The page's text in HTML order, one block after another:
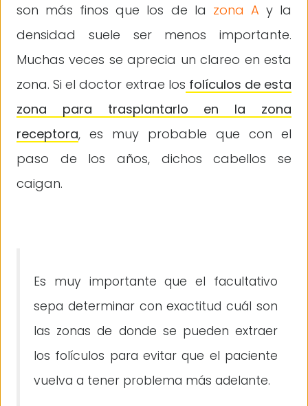
son más finos que los de la zona A y la
densidad suele ser menos importante.
Muchas veces se aprecia un clareo en esta
zona. Si el doctor extrae los folículos de esta
zona para trasplantarlo en la zona
receptora, es muy probable que con el
paso de los años, dichos cabellos se
caigan.
Es muy importante que el facultativo
sepa determinar con exactitud cuál son
las zonas de donde se pueden extraer
los folículos para evitar que el paciente
vuelva a tener problema más adelante.